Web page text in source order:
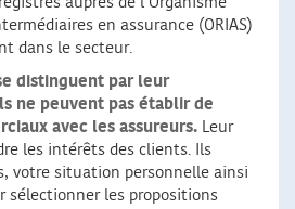
en assurance (ORIAS)
dans le secteur.
distinguent par leur
ne peuvent pas établir de
avec les assureurs. Leur
les intérêts des clients. Ils
votre situation personnelle ainsi
sélectionner les propositions